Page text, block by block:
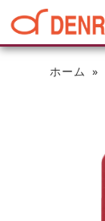
ホーム